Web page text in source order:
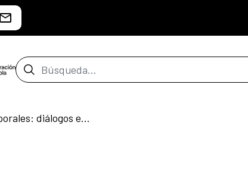
Barra de búsqueda
Taller “Geografías corporales: diálogos entre arcilla, cuerpo y territorio"